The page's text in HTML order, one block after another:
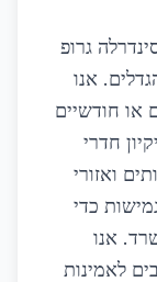
גרופ
אנו
או חודשיים
חדרי
ואזורי
כדי
אנו
לאמינות